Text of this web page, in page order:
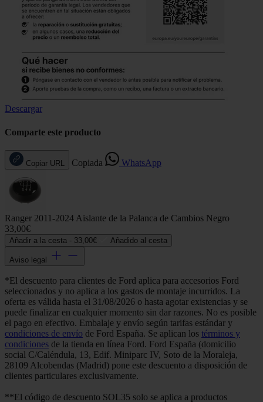
Descargar
Comparte este producto
Copiar URL Copiada WhatsApp
Ranger 2011-2024 Aislante de la Palanca de Cambios Negro
33,00€
Añadir a la cesta - 33,00€ Añadido al cesta
Aviso legal
*El descuento para clientes de Ford aplica para accesorios Ford
seleccionados y no aplica a los gastos de montaje incurridos. La
oferta es válida hasta el 31/08/2026 o hasta agotar existencias y se
puede finalizar en cualquier momento sin dar razones. No es posible
el pago en efectivo. Embalaje y envío según tarifas estándar y
condiciones de envío de Ford España. Se aplican los términos y
condiciones de la tienda en línea Ford. Ford España (domicilio
social C/Caléndula, 13, Edif. Miniparc IV, Soto de la Moraleja,
28109 Alcobendas (Madrid) pone este descuento a disposición de
clientes particulares exclusivamente.
**El código de descuento SOL35 solo se aplica a productos